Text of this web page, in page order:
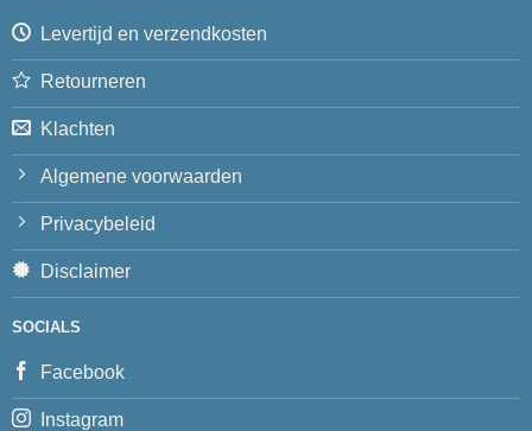
Levertijd en verzendkosten
Retourneren
Klachten
Algemene voorwaarden
Privacybeleid
Disclaimer
SOCIALS
Facebook
Instagram